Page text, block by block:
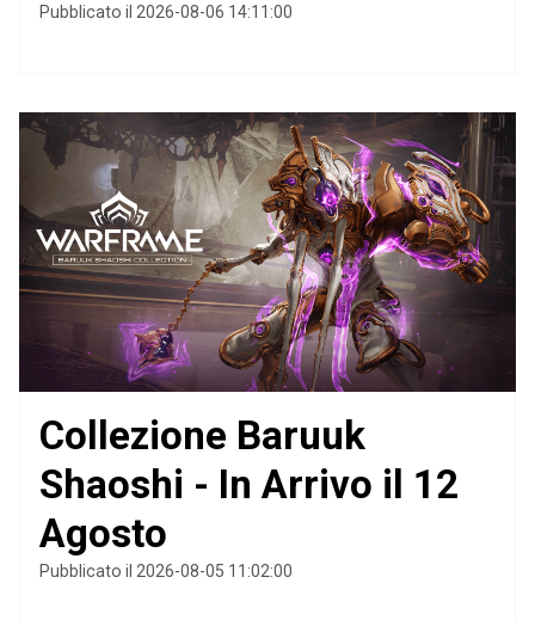
Pubblicato il 2026-08-06 14:11:00
Collezione Baruuk
Shaoshi - In Arrivo il 12
Agosto
Pubblicato il 2026-08-05 11:02:00